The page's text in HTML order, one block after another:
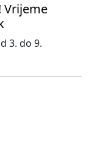
Vrijeme
3. do 9.